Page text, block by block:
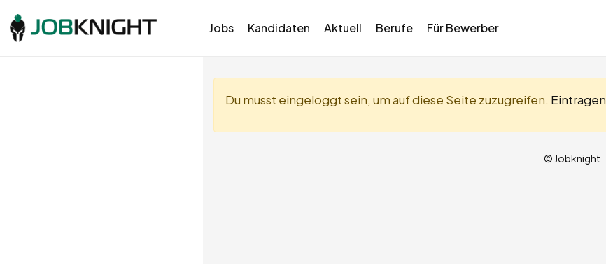
Jobs Kandidaten Aktuell Berufe Für Bewerber
Du musst eingeloggt sein, um auf diese Seite zuzugreifen. Eintragen
© Jobknight